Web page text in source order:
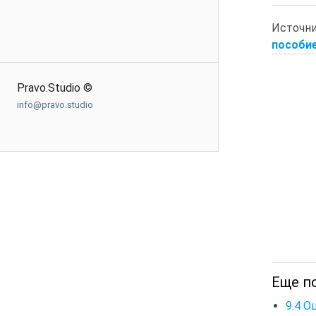
Pravo.Studio ©
info@pravo.studio
Еще
9.4